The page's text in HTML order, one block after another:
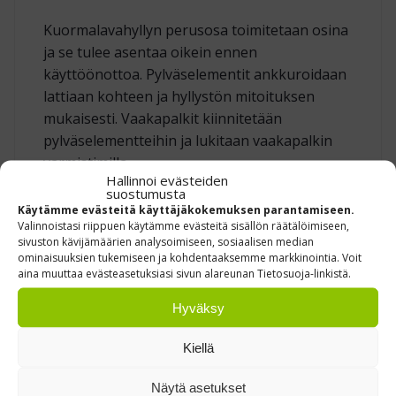
Hallinnoi evästeiden
suostumusta
Käytämme evästeitä käyttäjäkokemuksen parantamiseen.
Valinnoistasi riippuen käytämme evästeitä sisällön räätälöimiseen,
sivuston kävijämäärien analysoimiseen, sosiaalisen median
ominaisuuksien tukemiseen ja kohdentaaksemme markkinointia. Voit
aina muuttaa evästeasetuksiasi sivun alareunan Tietosuoja-linkistä.
Hyväksy
Kiellä
Näytä asetukset
Kuormalavahyllyn perusosa toimitetaan osina
ja se tulee asentaa oikein ennen
käyttöönottoa. Pylväselementit ankkuroidaan
lattiaan kohteen ja hyllystön mitoituksen
mukaisesti. Vaakapalkit kiinnitetään
pylväselementteihin ja lukitaan vaakapalkin
varmistimilla.
Hyllystöön tulee lisätä selkeät
kuormitusmerkinnät, jotta varaston käyttäjät
näkevät hyllystön sallitun kuormituksen.
Katso tarvittaessa Kuormituskyltti Kasten
P90 -hyllystöön. Kuormitusmerkintöjen tulee
vastata todellista hyllyrakennetta, lavapainoja
ja vaakapalkkien kantavuutta.
tärkeää varmistaa oikea ankkurointi, riittävä